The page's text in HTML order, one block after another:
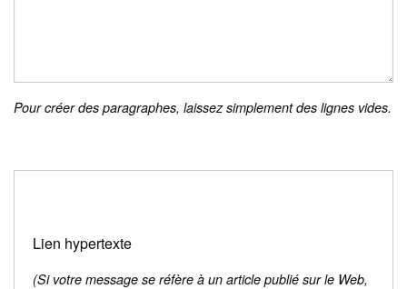
Pour créer des paragraphes, laissez simplement des lignes vides.
Lien hypertexte
(Si votre message se réfère à un article publié sur le Web,